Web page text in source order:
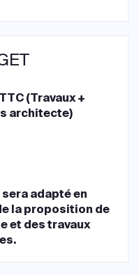
(Travaux +
architecte)
adapté en
la proposition de
et des travaux